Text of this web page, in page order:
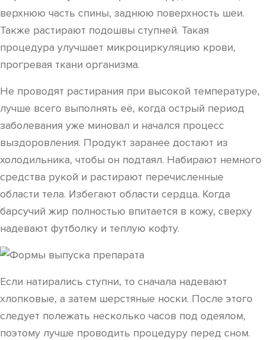
верхнюю часть спины, заднюю поверхность шеи.
Также растирают подошвы ступней. Такая
процедура улучшает микроциркуляцию крови,
прогревая ткани организма.
Не проводят растирания при высокой температуре,
лучше всего выполнять её, когда острый период
заболевания уже миновал и начался процесс
выздоровления. Продукт заранее достают из
холодильника, чтобы он подтаял. Набирают немного
средства рукой и растирают перечисленные
области тела. Избегают области сердца. Когда
барсучий жир полностью впитается в кожу, сверху
надевают футболку и теплую кофту.
Если натирались ступни, то сначала надевают
хлопковые, а затем шерстяные носки. После этого
следует полежать несколько часов под одеялом,
поэтому лучше проводить процедуру перед сном.